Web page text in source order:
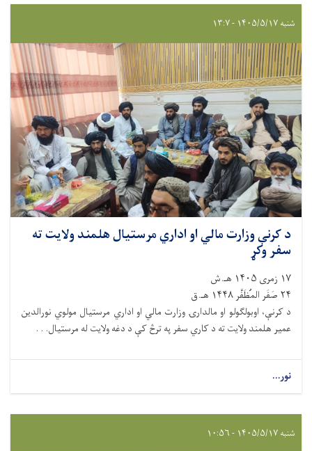
شنبه ۱۴۰۵/۵/۱۷ - ۱۳:۷
د کرنې وزارت مالي او اداري مرستیال هلمند ولایت ته
سفر وکړ
۱۷ زمری ۱۴۰۵ هـ.ش
۲۴ صَفَر المُظَفَّر ۱۴۴۸ هـ.ق
د کرنې، اوبولګولو او مالدارۍ وزارت مالي او اداري مرستیال مولوي نورالدین
عمیر هلمند ولایت ته د کاري سفر په ترڅ کې د دغه ولایت له مرستیال. . .
نور...
شنبه ۱۴۰۵/۵/۱۷ - ۱۰:۵۶